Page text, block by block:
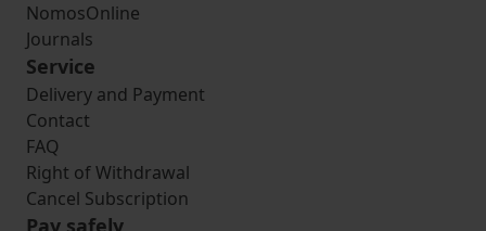
NomosOnline
Journals
Service
Delivery and Payment
Contact
FAQ
Right of Withdrawal
Cancel Subscription
Pay safely